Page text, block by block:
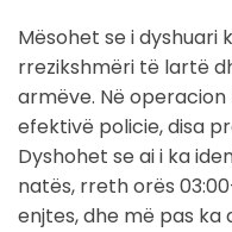
Mësohet se i dyshuari
rrezikshmëri të lartë
armëve. Në
efektivë policie, disa
Dyshohet se ai i ka
natës, rreth orës
enjtes, dhe më pas